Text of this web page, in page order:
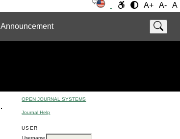
A+ A- A
Announcement
OPEN JOURNAL SYSTEMS
Journal Help
USER
Username